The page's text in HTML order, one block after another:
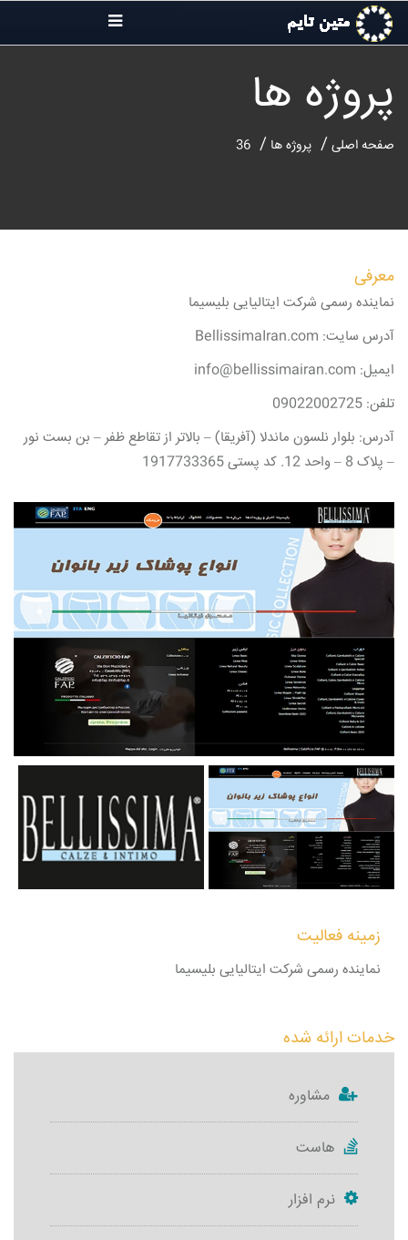
پروژه ها
صفحه اصلی پروژه ها 36
معرفی
نماینده رسمی شرکت ایتالیایی بلیسیما
آدرس سایت: BellissimaIran.com
ایمیل: info@bellissimairan.com
تلفن: 09022002725
آدرس: بلوار نلسون ماندلا (آفریقا) – بالاتر از تقاطع ظفر – بن بست نور
– پلاک 8 – واحد 12. کد پستی 1917733365
زمینه فعالیت
نماینده رسمی شرکت ایتالیایی بلیسیما
خدمات ارائه شده
مشاوره
هاست
نرم افزار